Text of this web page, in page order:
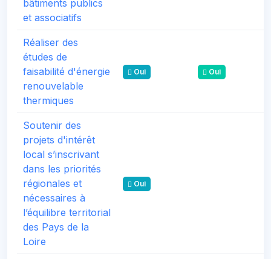
bâtiments publics
et associatifs
Réaliser des
études de
faisabilité d'énergie
renouvelable
thermiques
Oui Oui
Soutenir des
projets d'intérêt
local s’inscrivant
dans les priorités
régionales et
nécessaires à
l’équilibre territorial
des Pays de la
Loire
Oui